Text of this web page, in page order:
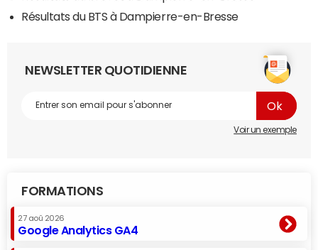
Résultats du BTS à Dampierre-en-Bresse
NEWSLETTER QUOTIDIENNE
Voir un exemple
FORMATIONS
27 aoû 2026
Google Analytics GA4